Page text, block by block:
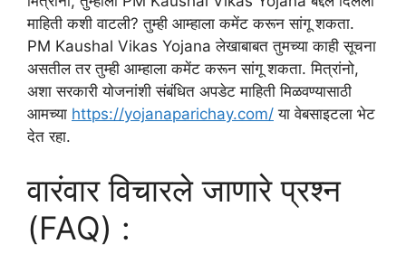
माहिती कशी वाटली? तुम्ही आम्हाला कमेंट करून सांगू शकता.
PM Kaushal Vikas Yojana लेखाबाबत तुमच्या काही सूचना
असतील तर तुम्ही आम्हाला कमेंट करून सांगू शकता. मित्रांनो,
अशा सरकारी योजनांशी संबंधित अपडेट माहिती मिळवण्यासाठी
आमच्या https://yojanaparichay.com/ या वेबसाइटला भेट
देत रहा.
वारंवार विचारले जाणारे प्रश्न
(FAQ) :